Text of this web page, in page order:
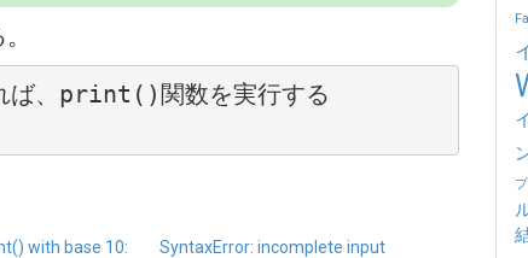
ば、print()関数を実行する
with base 10:
SyntaxError: incomplete input